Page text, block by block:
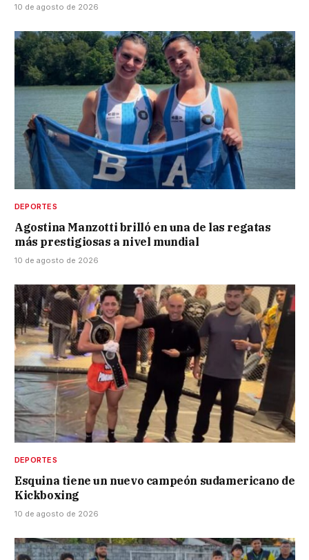
10 de agosto de 2026
DEPORTES
Agostina Manzotti brilló en una de las regatas
más prestigiosas a nivel mundial
10 de agosto de 2026
DEPORTES
Esquina tiene un nuevo campeón sudamericano de
Kickboxing
10 de agosto de 2026